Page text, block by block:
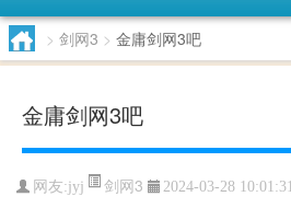
> 剑网3 > 金庸剑网3吧
金庸剑网3吧
网友:jyj 剑网3 2024-03-28 10:01:31